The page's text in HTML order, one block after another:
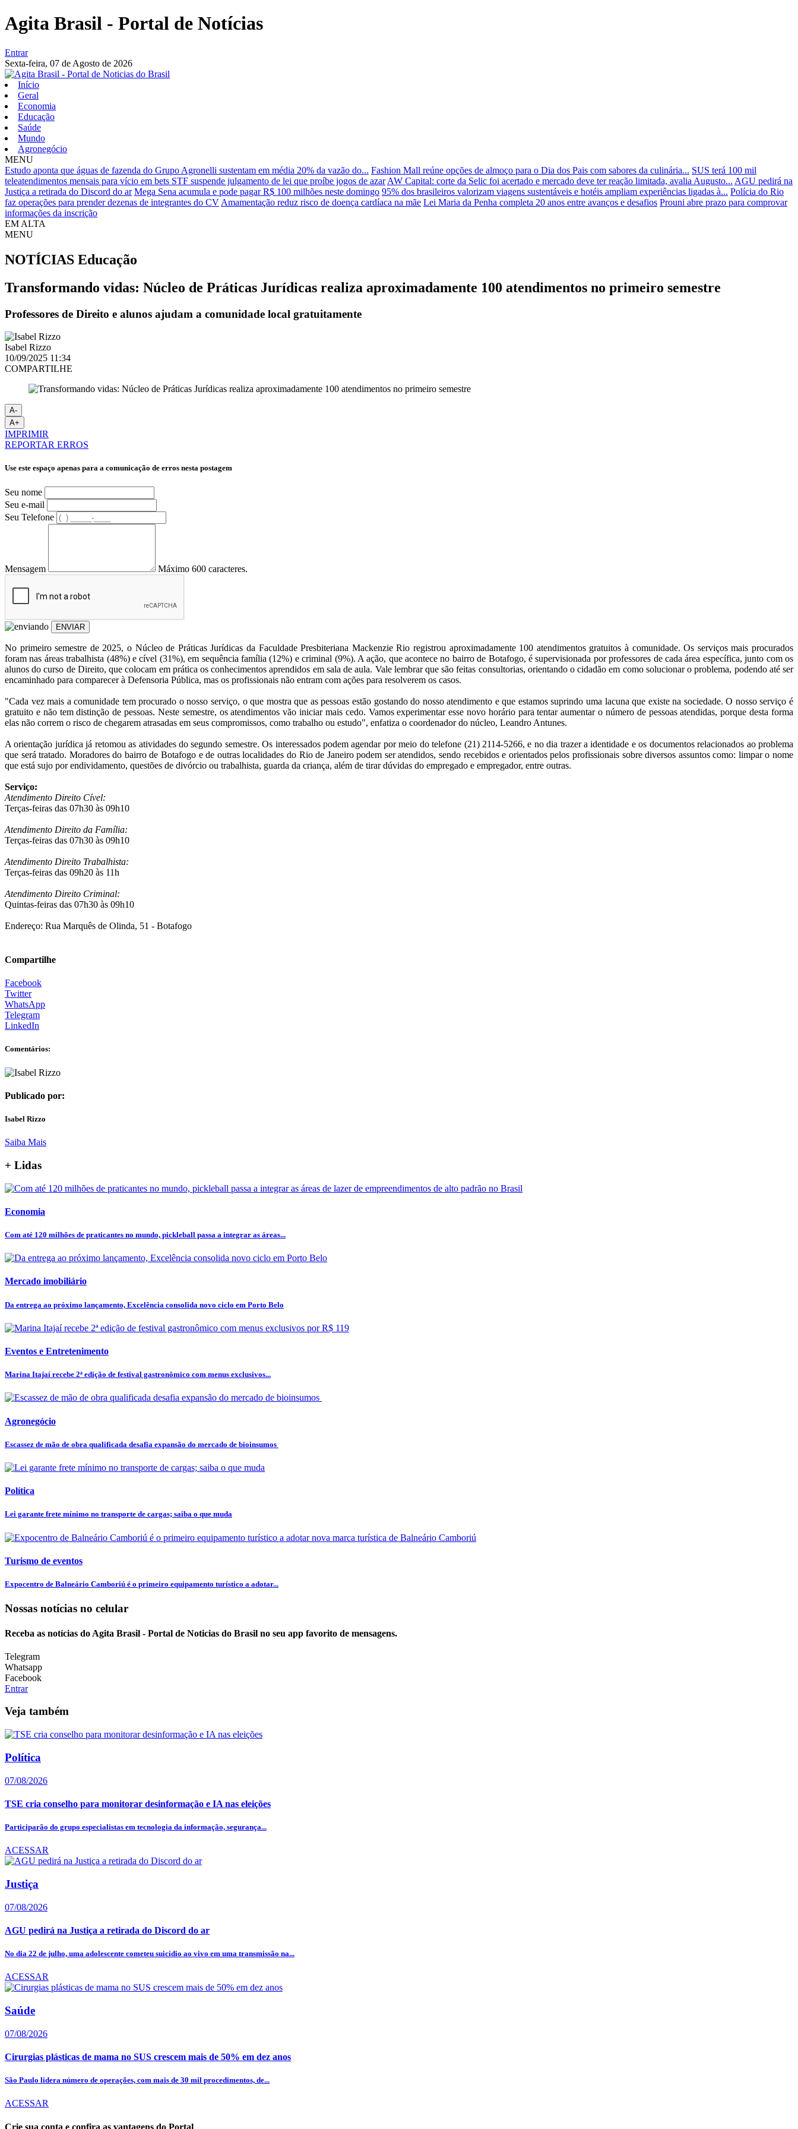
Agita Brasil - Portal de Notícias
Entrar
Sexta-feira, 07 de Agosto de 2026
Início
Geral
Economia
Educação
Saúde
Mundo
Agronegócio
MENU
Estudo aponta que águas de fazenda do Grupo Agronelli sustentam em média 20% da vazão do... Fashion Mall reúne opções de almoço para o Dia dos Pais com sabores da culinária... SUS terá 100 mil
teleatendimentos mensais para vício em bets STF suspende julgamento de lei que proíbe jogos de azar AW Capital: corte da Selic foi acertado e mercado deve ter reação limitada, avalia Augusto... AGU pedirá na
Justiça a retirada do Discord do ar Mega Sena acumula e pode pagar R$ 100 milhões neste domingo 95% dos brasileiros valorizam viagens sustentáveis e hotéis ampliam experiências ligadas à... Polícia do Rio
faz operações para prender dezenas de integrantes do CV Amamentação reduz risco de doença cardíaca na mãe Lei Maria da Penha completa 20 anos entre avanços e desafios Prouni abre prazo para comprovar
informações da inscrição
EM ALTA
MENU
NOTÍCIAS Educação
Transformando vidas: Núcleo de Práticas Jurídicas realiza aproximadamente 100 atendimentos no primeiro semestre
Professores de Direito e alunos ajudam a comunidade local gratuitamente
Isabel Rizzo
10/09/2025 11:34
COMPARTILHE
A-
A+
IMPRIMIR
REPORTAR ERROS
Use este espaço apenas para a comunicação de erros nesta postagem
Seu nome
Seu e-mail
Seu Telefone
Mensagem Máximo 600 caracteres.
ENVIAR
No primeiro semestre de 2025, o Núcleo de Práticas Jurídicas da Faculdade Presbiteriana Mackenzie Rio registrou aproximadamente 100 atendimentos gratuitos à comunidade. Os serviços mais procurados
foram nas áreas trabalhista (48%) e cível (31%), em sequência família (12%) e criminal (9%). A ação, que acontece no bairro de Botafogo, é supervisionada por professores de cada área específica, junto com os
alunos do curso de Direito, que colocam em prática os conhecimentos aprendidos em sala de aula. Vale lembrar que são feitas consultorias, orientando o cidadão em como solucionar o problema, podendo até ser
encaminhado para comparecer à Defensoria Pública, mas os profissionais não entram com ações para resolverem os casos.
"Cada vez mais a comunidade tem procurado o nosso serviço, o que mostra que as pessoas estão gostando do nosso atendimento e que estamos suprindo uma lacuna que existe na sociedade. O nosso serviço é
gratuito e não tem distinção de pessoas. Neste semestre, os atendimentos vão iniciar mais cedo. Vamos experimentar esse novo horário para tentar aumentar o número de pessoas atendidas, porque desta forma
elas não correm o risco de chegarem atrasadas em seus compromissos, como trabalho ou estudo", enfatiza o coordenador do núcleo, Leandro Antunes.
A orientação jurídica já retomou as atividades do segundo semestre. Os interessados podem agendar por meio do telefone (21) 2114-5266, e no dia trazer a identidade e os documentos relacionados ao problema
que será tratado. Moradores do bairro de Botafogo e de outras localidades do Rio de Janeiro podem ser atendidos, sendo recebidos e orientados pelos profissionais sobre diversos assuntos como: limpar o nome
que está sujo por endividamento, questões de divórcio ou trabalhista, guarda da criança, além de tirar dúvidas do empregado e empregador, entre outras.
Serviço:
Atendimento Direito Cível:
Terças-feiras das 07h30 às 09h10
Atendimento Direito da Família:
Terças-feiras das 07h30 às 09h10
Atendimento Direito Trabalhista:
Terças-feiras das 09h20 às 11h
Atendimento Direito Criminal:
Quintas-feiras das 07h30 às 09h10
Endereço: Rua Marquês de Olinda, 51 - Botafogo
Compartilhe
Facebook
Twitter
WhatsApp
Telegram
LinkedIn
Comentários:
Publicado por:
Isabel Rizzo
Saiba Mais
+ Lidas
Economia
Com até 120 milhões de praticantes no mundo, pickleball passa a integrar as áreas...
Mercado imobiliário
Da entrega ao próximo lançamento, Excelência consolida novo ciclo em Porto Belo
Eventos e Entretenimento
Marina Itajaí recebe 2ª edição de festival gastronômico com menus exclusivos...
Agronegócio
Escassez de mão de obra qualificada desafia expansão do mercado de bioinsumos
Política
Lei garante frete mínimo no transporte de cargas; saiba o que muda
Turismo de eventos
Expocentro de Balneário Camboriú é o primeiro equipamento turístico a adotar...
Nossas notícias no celular
Receba as notícias do Agita Brasil - Portal de Noticias do Brasil no seu app favorito de mensagens.
Telegram
Whatsapp
Facebook
Entrar
Veja também
Política
07/08/2026
TSE cria conselho para monitorar desinformação e IA nas eleições
Participarão do grupo especialistas em tecnologia da informação, segurança...
ACESSAR
Justiça
07/08/2026
AGU pedirá na Justiça a retirada do Discord do ar
No dia 22 de julho, uma adolescente cometeu suicídio ao vivo em uma transmissão na...
ACESSAR
Saúde
07/08/2026
Cirurgias plásticas de mama no SUS crescem mais de 50% em dez anos
São Paulo lidera número de operações, com mais de 30 mil procedimentos, de...
ACESSAR
Crie sua conta e confira as vantagens do Portal